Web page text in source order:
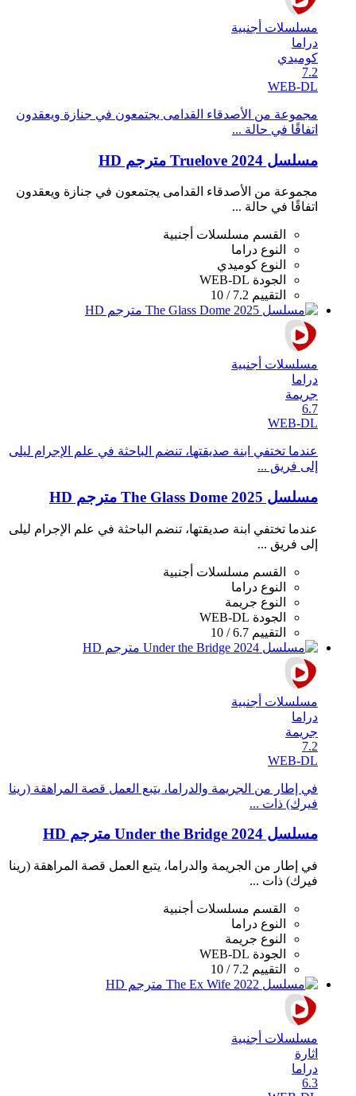
مسلسلات أجنبية
دراما
كوميدي
7.2
WEB-DL
مجموعة من الأصدقاء القدامى يجتمعون في جنازة ويعقدون
اتفاقًا في حالة ...
مسلسل Truelove 2024 مترجم HD
مجموعة من الأصدقاء القدامى يجتمعون في جنازة ويعقدون
اتفاقًا في حالة ...
القسم مسلسلات أجنبية
النوع دراما
النوع كوميدي
الجودة WEB-DL
التقييم 7.2 / 10
مسلسلات أجنبية
دراما
جريمة
6.7
WEB-DL
عندما تختفي ابنة صديقتها، تنضم الباحثة في علم الإجرام ليلى
إلى فريق ...
مسلسل The Glass Dome 2025 مترجم HD
عندما تختفي ابنة صديقتها، تنضم الباحثة في علم الإجرام ليلى
إلى فريق ...
القسم مسلسلات أجنبية
النوع دراما
النوع جريمة
الجودة WEB-DL
التقييم 6.7 / 10
مسلسلات أجنبية
دراما
جريمة
7.2
WEB-DL
في إطار من الجريمة والدراما، يتبع العمل قصة المراهقة (رينا
فيرك) ذات ...
مسلسل Under the Bridge 2024 مترجم HD
في إطار من الجريمة والدراما، يتبع العمل قصة المراهقة (رينا
فيرك) ذات ...
القسم مسلسلات أجنبية
النوع دراما
النوع جريمة
الجودة WEB-DL
التقييم 7.2 / 10
مسلسلات أجنبية
اثارة
دراما
6.3